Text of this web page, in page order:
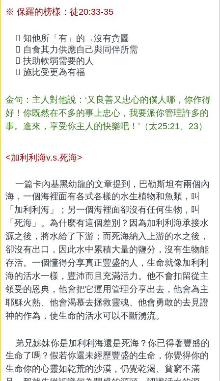
※ 保羅的榜樣：徒20:33-35
 知他所「有」的→沒有貪圖
 自食其力供應自己與同伴所需
 扶助軟弱需要的人
 施比受更為有福
金句： 主人對他說：‘又良善又忠心的僕人哪，你作得
好！你既然在不多的事上忠心，我要派你管理許多的
事。進來，享受你主人的快樂吧！’（太25:21、23）
<加利利海v.s.死海>
一篇卡內基黑幼龍的文章提到，巴勒斯坦有兩個內
海，一個海裡面有各式各樣的水生植物和魚類， 叫
「加利利海」；另一個海裡面卻沒有任何生物，叫
「死海」。為什麼有這個差別？因為加利利海承接水
源之後，將水給了下游；而死海納入上游的水之後，
卻沒有出口，因此水中累積大量的鹽分，沒有生物能
存活。一個懂得分享真正豐盛的人，生命就像加利利
海的活水一樣，豐沛而且充滿活力。他不會扣留從主
領受的恩典，他會把它運用管理分享出去，他會為主
耶穌火熱、他會渴慕去拯救靈魂、 他會勇敢的去見證
神的作為，使生命的活水可以不斷湧流。
弟兄姊妹你是加利利海還是死海？你已得著豐盛的
生命了嗎？假若你還未經歷豐盛的生命，你覺得你的
生命你的心靈如乾荒的沙漠，仍覺乾渴、貧窮不滿